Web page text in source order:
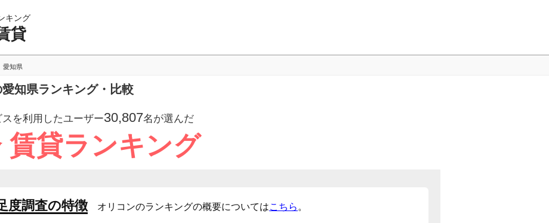
キング
貸
愛知県
愛知県ランキング・比較
を利用したユーザー30,807名が選んだ
賃貸ランキング
度調査の特徴 オリコンのランキングの概要についてはこちら 。